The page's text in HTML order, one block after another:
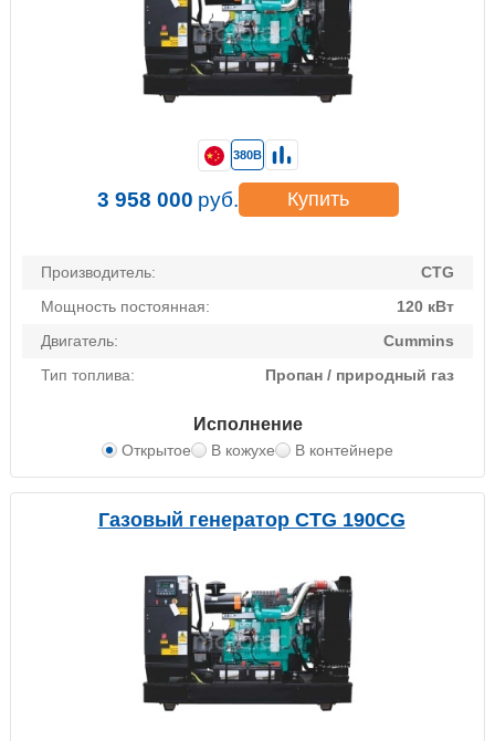
Производитель:
CTG
Мощность постоянная:
120 кВт
Двигатель:
Cummins
Тип топлива:
Пропан / природный газ
Исполнение
Открытое В кожухе В контейнере
380В
3 958 000 руб. Купить
Газовый генератор CTG 190CG